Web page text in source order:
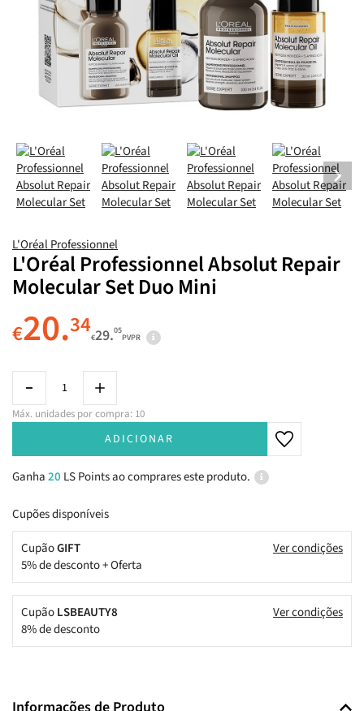
L'Oréal Professionnel
L'Oréal Professionnel Absolut Repair
Molecular Set Duo Mini
€20.34€29.05
PVPR
Máx. unidades por compra: 10
ADICIONAR
Ganha20 LS Points ao comprares este produto.
Cupões disponíveis
CupãoGIFT
5% de desconto + Oferta
Ver condições
CupãoLSBEAUTY8
8% de desconto
Ver condições